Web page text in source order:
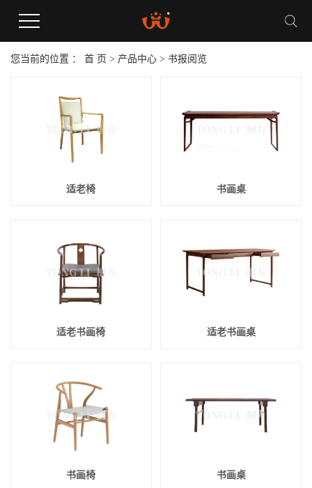
您当前的位置 ： 首 页 > 产品中心 > 书报阅览
适老椅 书画桌
适老书画椅 适老书画桌
书画椅 书画桌